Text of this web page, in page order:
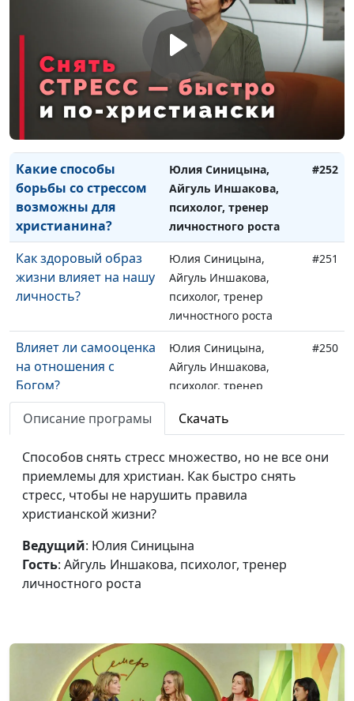
Айгуль Иншакова,
психолог, тренер
личностного роста
Можно ли
христианину
стремиться к успеху?
Юлия Синицына,
Айгуль Иншакова,
психолог, тренер
личностного роста
#253
Какие способы
борьбы со стрессом
возможны для
христианина?
Юлия Синицына,
Айгуль Иншакова,
психолог, тренер
личностного роста
#252
Как здоровый образ
жизни влияет на нашу
личность?
Юлия Синицына,
Айгуль Иншакова,
психолог, тренер
личностного роста
#251
Влияет ли самооценка
на отношения с
Богом?
Юлия Синицына,
Айгуль Иншакова,
психолог, тренер
#250
должен
рассматривать
самооценку?
Юлия Синицына,
Айгуль Иншакова,
психолог, тренер
личностного роста
#249
Нужно ли защищать
личные границы?
Айгуль Иншакова,
психолог, тренер
неприятны?
психолог, тренер
личностного роста
Описание програмы Скачать
Способов снять стресс множество, но не все они
приемлемы для христиан. Как быстро снять
стресс, чтобы не нарушить правила
христианской жизни?
Ведущий: Юлия Синицына
Гость: Айгуль Иншакова, психолог, тренер
личностного роста